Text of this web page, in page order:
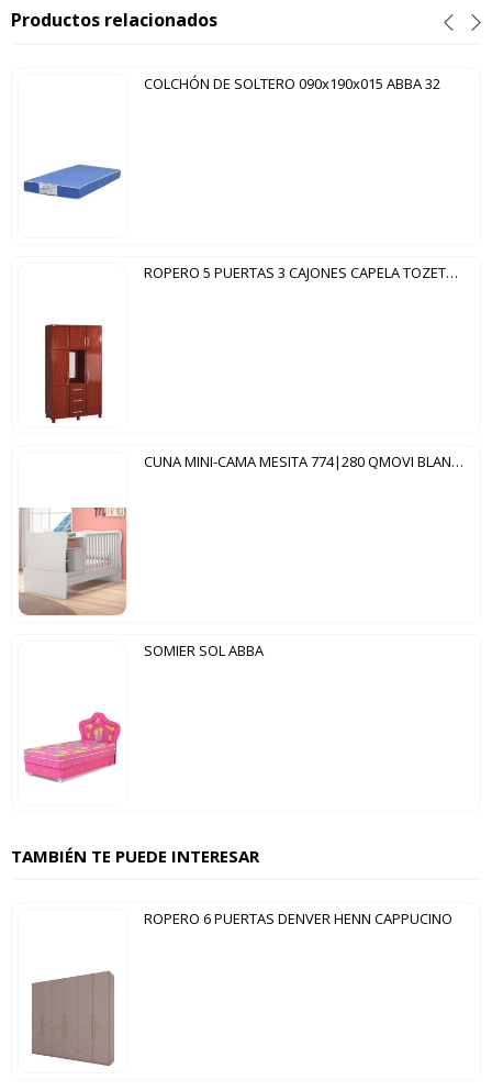
Productos relacionados
COLCHÓN DE SOLTERO 090x190x015 ABBA 32
ROPERO 5 PUERTAS 3 CAJONES CAPELA TOZETTO MOGNO
CUNA MINI-CAMA MESITA 774|280 QMOVI BLANCO
SOMIER SOL ABBA
TAMBIÉN TE PUEDE INTERESAR
ROPERO 6 PUERTAS DENVER HENN CAPPUCINO